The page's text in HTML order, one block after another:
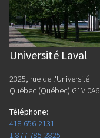
Université Laval
2325, rue de l'Université
Québec (Québec) G1V 0A6
Téléphone:
418 656-2131
1 877 785-2825